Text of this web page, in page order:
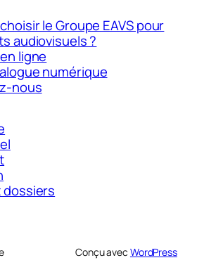
le Groupe EAVS pour
audiovisuels ?
ligne
numérique
nous
dossiers
Conçu avec WordPress